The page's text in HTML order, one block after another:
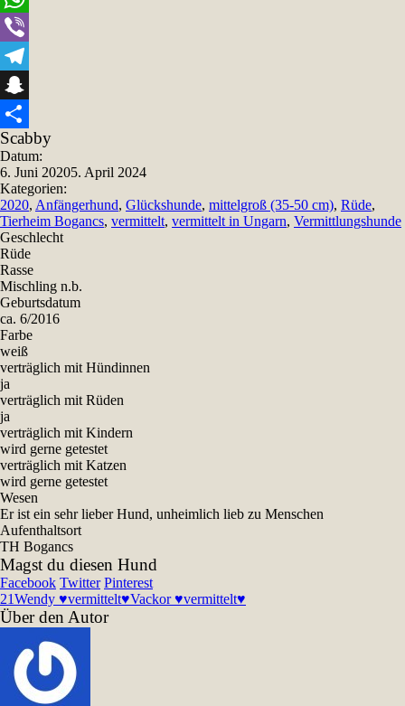
WhatsApp
Viber
Telegram
Snapchat
Teilen
Scabby
Datum:
6. Juni 20205. April 2024
Kategorien:
2020, Anfängerhund, Glückshunde, mittelgroß (35-50 cm), Rüde,
Tierheim Bogancs, vermittelt, vermittelt in Ungarn, Vermittlungshunde
Geschlecht
Rüde
Rasse
Mischling n.b.
Geburtsdatum
ca. 6/2016
Farbe
weiß
verträglich mit Hündinnen
ja
verträglich mit Rüden
ja
verträglich mit Kindern
wird gerne getestet
verträglich mit Katzen
wird gerne getestet
Wesen
Er ist ein sehr lieber Hund, unheimlich lieb zu Menschen
Aufenthaltsort
TH Bogancs
Magst du diesen Hund
Facebook Twitter Pinterest
21Wendy ♥vermittelt♥Vackor ♥vermittelt♥
Über den Autor